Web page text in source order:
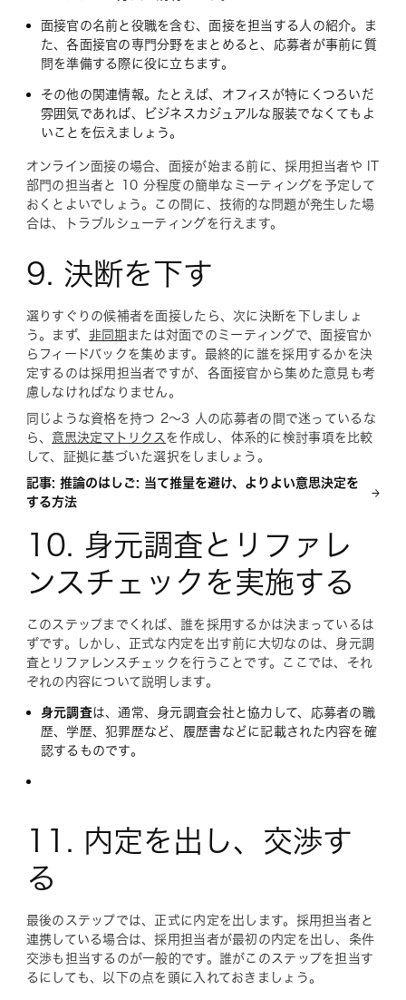
面接官の名前と役職を含む、面接を担当する人の紹介。ま
た、各面接官の専門分野をまとめると、応募者が事前に質
問を準備する際に役に立ちます。
その他の関連情報。たとえば、オフィスが特にくつろいだ
雰囲気であれば、ビジネスカジュアルな服装でなくてもよ
いことを伝えましょう。
オンライン面接の場合、面接が始まる前に、採用担当者や IT
部門の担当者と 10 分程度の簡単なミーティングを予定して
おくとよいでしょう。この間に、技術的な問題が発生した場
合は、トラブルシューティングを行えます。
9. 決断を下す
選りすぐりの候補者を面接したら、次に決断を下しましょ
う。まず、非同期 または対面でのミーティングで、面接官か
らフィードバックを集めます。最終的に誰を採用するかを決
定するのは採用担当者ですが、各面接官から集めた意見も考
慮しなければなりません。
同じような資格を持つ 2～3 人の応募者の間で迷っているな
ら、意思決定マトリクス を作成し、体系的に検討事項を比較
して、証拠に基づいた選択をしましょう。
記事: 推論のはしご: 当て推量を避け、よりよい意思決定を
する方法
10. 身元調査とリファレ
ンスチェックを実施する
このステップまでくれば、誰を採用するかは決まっているは
ずです。しかし、正式な内定を出す前に大切なのは、身元調
査とリファレンスチェックを行うことです。ここでは、それ
ぞれの内容について説明します。
身元調査は、通常、身元調査会社と協力して、応募者の職
歴、学歴、犯罪歴など、履歴書などに記載された内容を確
認するものです。
11. 内定を出し、交渉す
る
最後のステップでは、正式に内定を出します。採用担当者と
連携している場合は、採用担当者が最初の内定を出し、条件
交渉も担当するのが一般的です。誰がこのステップを担当す
るにしても、以下の点を頭に入れておきましょう。